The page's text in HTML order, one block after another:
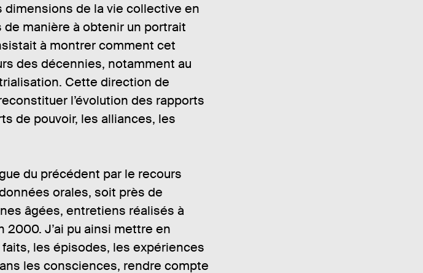
i
v
r
e
:
.
s
b
i
i
é
d
e
a
g
e
dimensions de la vie collective en
manière à obtenir un portrait
à montrer comment cet
des décennies, notamment au
Cette direction de
l’évolution des rapports
de pouvoir, les alliances, les
du précédent par le recours
orales, soit près de
âgées, entretiens réalisés à
2000. J’ai pu ainsi mettre en
les épisodes, les expériences
les consciences, rendre compte